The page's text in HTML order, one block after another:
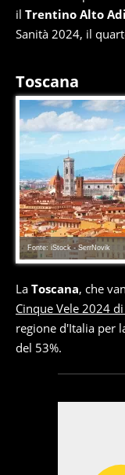
il Trentino Alto
Sanità 2024, il
Toscana
Fonte: iStock - SerrNovik
La Toscana, che
Cinque Vele 2024
regione d'Italia per
del 53%.